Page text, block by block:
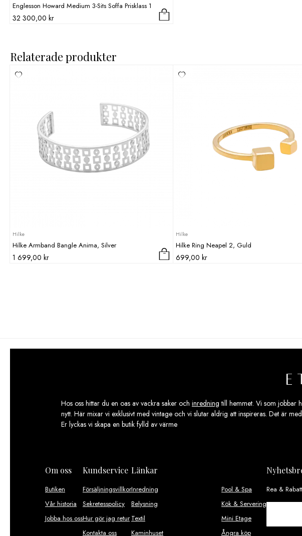
Englesson Howard Medium 3-Sits Soffa Prisklass 1
32 300,00 kr
Relaterade produkter
Hilke
Hilke Armband Bangle Anima, Silver
1 699,00 kr
Hilke
Hilke Ring Neapel 2, Guld
699,00kr
Hos oss hittar du en oas av vackra saker och inredning till hemmet. Vi som jobbar
nytt. Här mixar vi exklusivt med vintage och vi slutar aldrig att inspireras. Det är
Er lyckas vi skapa en butik fylld av värme
Om oss
Butiken
Vår historia
Jobba hos oss
Kundservice
Försäljningsvillkor
Sekretesspolicy
Hur gör jag retur
Kontakta oss
Länkar
Inredning
Belysning
Textil
Kaminhuset
Pool & Spa
Kök & Servering
Mini Etage
Ångra köp
Rea &